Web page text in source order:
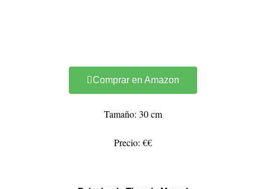
Comprar en Amazon
Tamaño: 30 cm
Precio: €€